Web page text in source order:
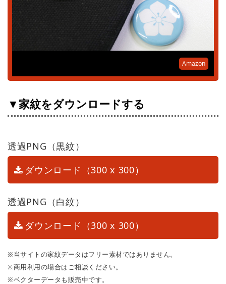
Amazon
▼家紋をダウンロードする
透過PNG（黒紋）
ダウンロード（300 x 300）
透過PNG（白紋）
ダウンロード（300 x 300）
※当サイトの家紋データはフリー素材ではありません。
※商用利用の場合はご相談ください。
※ベクターデータも販売中です。